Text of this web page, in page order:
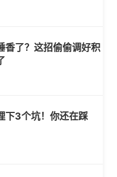
香了？这招偷偷调好积
下3个坑！你还在踩